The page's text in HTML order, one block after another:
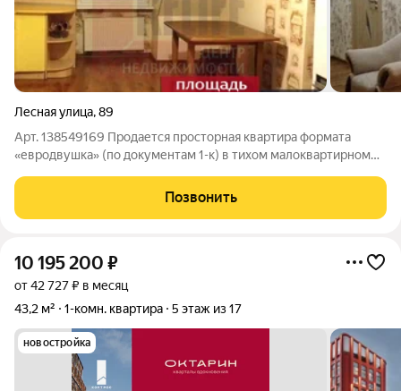
Лесная улица,89
Арт. 138549169 Продается просторная квартира формата
«евродвушка» (по документам 1-к) в тихом малоквартирном
об объекте: Площадь: 58 м (спальня 17.3 м, гостиная 20.7 м,
Позвонить
10 195 200 ₽
от 42 727 ₽ в месяц
43,2 м²
1-комн. квартира 5 этаж из 17
новостройка